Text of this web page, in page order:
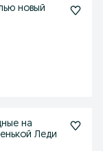
новый
на
Леди